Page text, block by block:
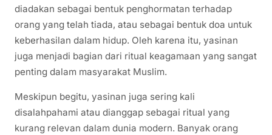
diadakan sebagai bentuk penghormatan terhadap
orang yang telah tiada, atau sebagai bentuk doa untuk
keberhasilan dalam hidup. Oleh karena itu, yasinan
juga menjadi bagian dari ritual keagamaan yang sangat
penting dalam masyarakat Muslim.
Meskipun begitu, yasinan juga sering kali
disalahpahami atau dianggap sebagai ritual yang
kurang relevan dalam dunia modern. Banyak orang